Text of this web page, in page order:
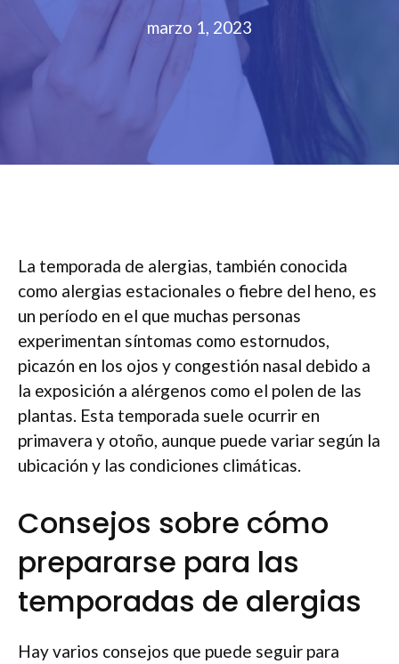
marzo 1, 2023
La temporada de alergias, también conocida
como alergias estacionales o fiebre del heno, es
un período en el que muchas personas
experimentan síntomas como estornudos,
picazón en los ojos y congestión nasal debido a
la exposición a alérgenos como el polen de las
plantas. Esta temporada suele ocurrir en
primavera y otoño, aunque puede variar según la
ubicación y las condiciones climáticas.
Consejos sobre cómo
prepararse para las
temporadas de alergias
Hay varios consejos que puede seguir para